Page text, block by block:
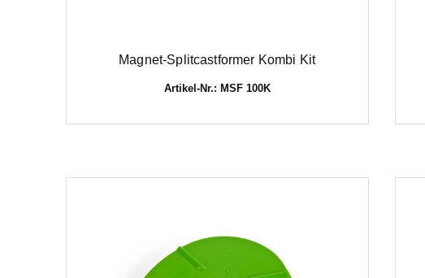
Magnet-Splitcastformer Kombi Kit
Artikel-Nr.: MSF 100K